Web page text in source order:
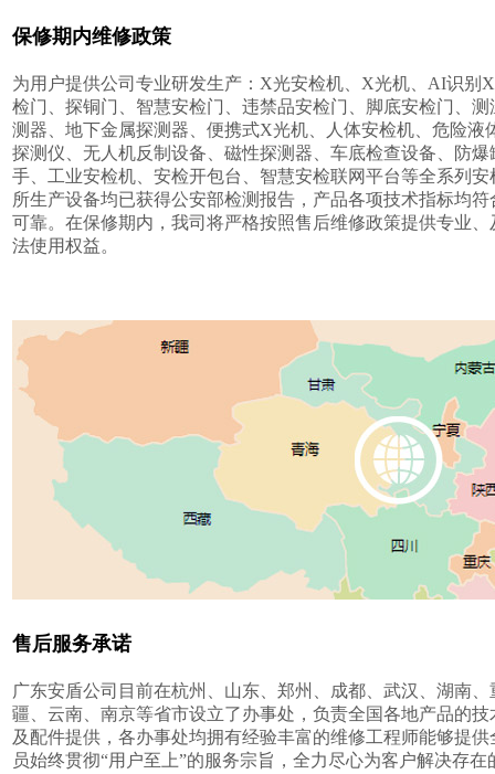
保修期内维修政策
为用户提供公司专业研发生产：X光安检机、X光机、AI识别
检门、探铜门、智慧安检门、违禁品安检门、脚底安检门、
测器、地下金属探测器、便携式X光机、人体安检机、危险液
探测仪、无人机反制设备、磁性探测器、车底检查设备、防
手、工业安检机、安检开包台、智慧安检联网平台等全系列
所生产设备均已获得公安部检测报告，产品各项技术指标均
可靠。在保修期内，我司将严格按照售后维修政策提供专业
法使用权益。
售后服务承诺
广东安盾公司目前在杭州、山东、郑州、成都、武汉、湖南
疆、云南、南京等省市设立了办事处，负责全国各地产品的
及配件提供，各办事处均拥有经验丰富的维修工程师能够提
员始终贯彻“用户至上”的服务宗旨，全力尽心为客户解决存在